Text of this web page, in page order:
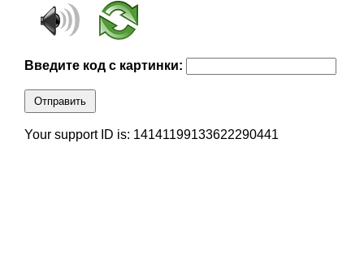
Введите код с картинки:
Отправить
Your support ID is: 14141199133622290441